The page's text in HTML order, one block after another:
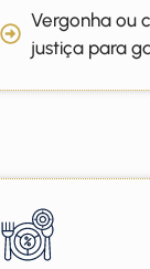
Vergonha ou
justiça para